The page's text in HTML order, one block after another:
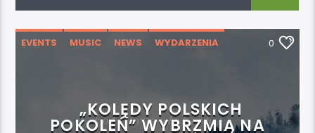
EVENTS MUSIC NEWS WYDARZENIA 0
„KOLĘDY POLSKICH
POKOLEŃ” WYBRZMIĄ NA